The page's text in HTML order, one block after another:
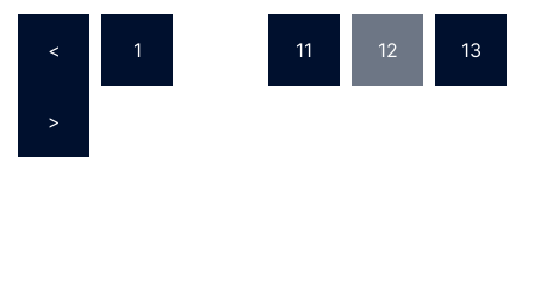
der
Beiträge
< 1 11 12 13
>